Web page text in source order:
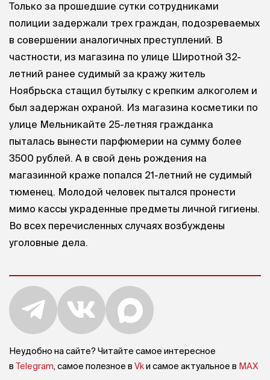
Только за прошедшие сутки сотрудниками
полиции задержали трех граждан, подозреваемых
в совершении аналогичных преступлений. В
частности, из магазина по улице Широтной 32-
летний ранее судимый за кражу житель
Ноябрьска стащил бутылку с крепким алкоголем и
был задержан охраной. Из магазина косметики по
улице Мельникайте 25-летняя гражданка
пыталась вынести парфюмерии на сумму более
3500 рублей. А в свой день рождения на
магазинной краже попался 21-летний не судимый
тюменец. Молодой человек пытался пронести
мимо кассы украденные предметы личной гигиены.
Во всех перечисленных случаях возбуждены
уголовные дела.
Неудобно на сайте? Читайте самое интересное
в Telegram, самое полезное в Vkи самое актуальное в MAX